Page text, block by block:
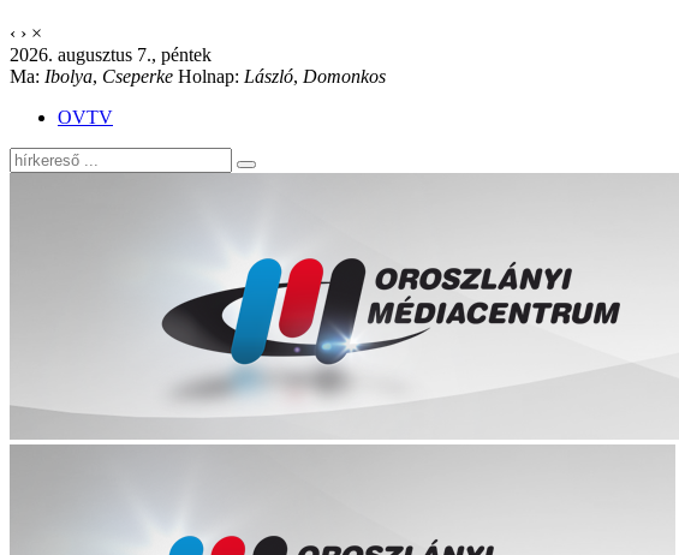
‹ › ×
2026. augusztus 7., péntek
Ma: Ibolya, Cseperke Holnap: László, Domonkos
OVTV